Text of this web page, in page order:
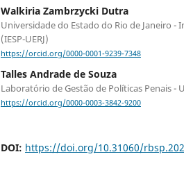
Walkiria Zambrzycki Dutra
Universidade do Estado do Rio de Janeiro -
(IESP-UERJ)
https://orcid.org/0000-0001-9239-7348
Talles Andrade de Souza
Laboratório de Gestão de Políticas Penais -
https://orcid.org/0000-0003-3842-9200
DOI: https://doi.org/10.31060/